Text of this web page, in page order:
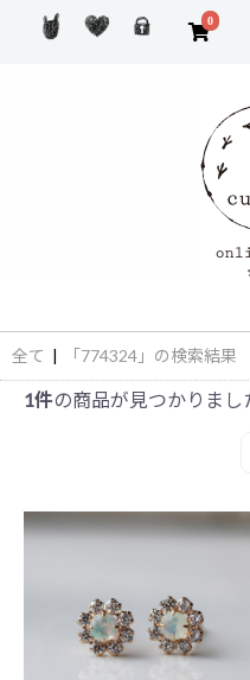
0
全て | 「774324」の検索結果
1件の商品が見つかりまし